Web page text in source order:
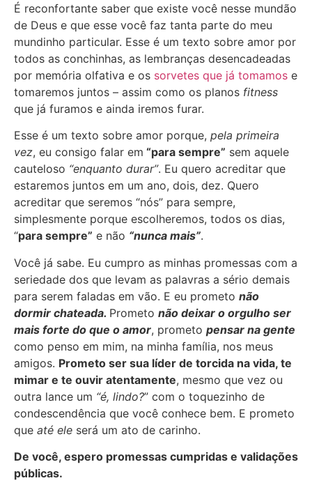
É reconfortante saber que existe você nesse mundão
de Deus e que esse você faz tanta parte do meu
mundinho particular. Esse é um texto sobre amor por
todos as conchinhas, as lembranças desencadeadas
por memória olfativa e os sorvetes que já tomamos e
tomaremos juntos – assim como os planos fitness
que já furamos e ainda iremos furar.
Esse é um texto sobre amor porque, pela primeira
vez, eu consigo falar em “para sempre” sem aquele
cauteloso “enquanto durar”. Eu quero acreditar que
estaremos juntos em um ano, dois, dez. Quero
acreditar que seremos “nós” para sempre,
simplesmente porque escolheremos, todos os dias,
“para sempre” e não “nunca mais”.
Você já sabe. Eu cumpro as minhas promessas com a
seriedade dos que levam as palavras a sério demais
para serem faladas em vão. E eu prometo não
dormir chateada. Prometo não deixar o orgulho ser
mais forte do que o amor, prometo pensar na gente
como penso em mim, na minha família, nos meus
amigos. Prometo ser sua líder de torcida na vida, te
mimar e te ouvir atentamente, mesmo que vez ou
outra lance um “é, lindo?” com o toquezinho de
condescendência que você conhece bem. E prometo
que até ele será um ato de carinho.
De você, espero promessas cumpridas e validações
públicas.